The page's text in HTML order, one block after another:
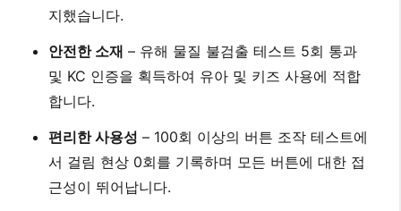
지했습니다.
안전한 소재 – 유해 물질 불검출 테스트 5회 통과
및 KC 인증을 획득하여 유아 및 키즈 사용에 적합
합니다.
편리한 사용성 – 100회 이상의 버튼 조작 테스트에
서 걸림 현상 0회를 기록하며 모든 버튼에 대한 접
근성이 뛰어납니다.